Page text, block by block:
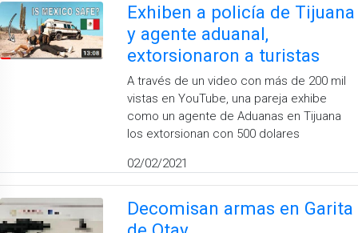
Exhiben a policía de Tijuana
y agente aduanal,
extorsionaron a turistas
A través de un video con más de 200 mil
vistas en YouTube, una pareja exhibe
como un agente de Aduanas en Tijuana
los extorsionan con 500 dolares
02/02/2021
Decomisan armas en Garita